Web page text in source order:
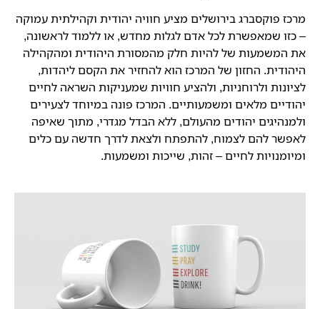
מרכז פוקסברג בירושלים מציע חוויה יהודית וקהילתית עמוקה
– כזו שמאפשרת לכל אדם לגלות מחדש, או ללמוד לראשונה,
את המשמעות של להיות חלק מהמסורת היהודית ומהקהילה
היהודית. החזון של המרכז הוא להחזיר את הקסם ליהדות,
לציונות ולרוחניות, ולהציע חוויות שמעניקות השראה לחיים
יהודיים מלאים ומשמעותיים. המרכז פונה במיוחד לצעירים
ולמנהיגים יהודים מהעולם, ללא הבדל מגדרי, מתוך שאיפה
לאפשר להם לצמוח, להתפתח ולצאת לדרך חדשה עם כלים
ומיומנויות לחיים – זהות, שייכות ומשמעות.